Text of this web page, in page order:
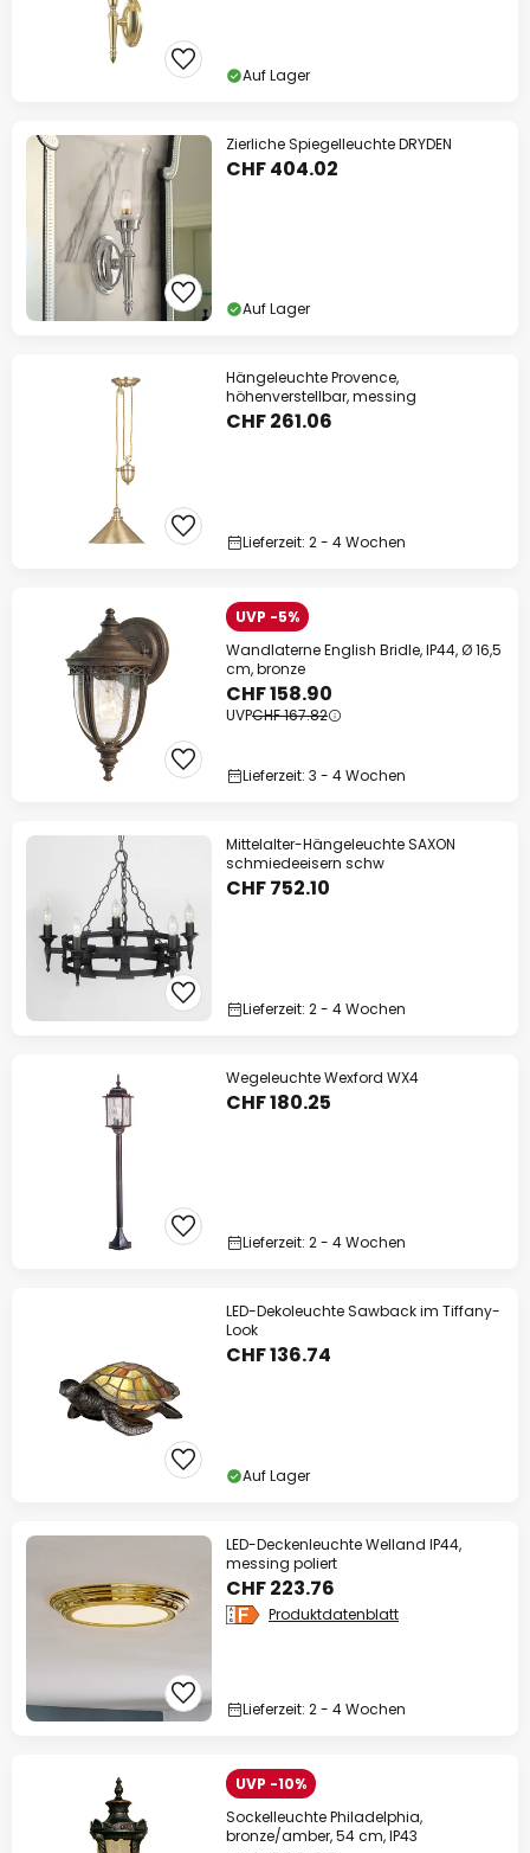
Auf Lager
Zierliche Spiegelleuchte DRYDEN
CHF 404.02
Auf Lager
Hängeleuchte Provence,
höhenverstellbar, messing
CHF 261.06
Lieferzeit: 2 - 4 Wochen
UVP -5%
Wandlaterne English Bridle, IP44, Ø 16,5
cm, bronze
CHF 158.90
UVPCHF 167.82
Lieferzeit: 3 - 4 Wochen
Mittelalter-Hängeleuchte SAXON
schmiedeeisern schw
CHF 752.10
Lieferzeit: 2 - 4 Wochen
Wegeleuchte Wexford WX4
CHF 180.25
Lieferzeit: 2 - 4 Wochen
LED-Dekoleuchte Sawback im Tiffany-
Look
CHF 136.74
Auf Lager
LED-Deckenleuchte Welland IP44,
messing poliert
CHF 223.76
Produktdatenblatt
Lieferzeit: 2 - 4 Wochen
UVP -10%
Sockelleuchte Philadelphia,
bronze/amber, 54 cm, IP43